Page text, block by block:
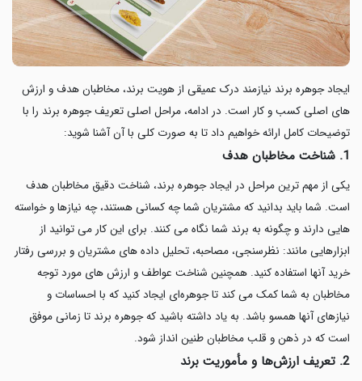
ایجاد جوهره برند نیازمند درک عمیقی از هویت برند، مخاطبان هدف و ارزش
های اصلی کسب‌ و کار است. در ادامه، مراحل اصلی تعریف جوهره برند را با
توضیحات کامل ارائه خواهیم داد تا به صورت کلی با آن آشنا شوید:
1. شناخت مخاطبان هدف
یکی از مهم ترین مراحل در ایجاد جوهره برند، شناخت دقیق مخاطبان هدف
است. شما باید بدانید که مشتریان شما چه کسانی هستند، چه نیازها و خواسته
هایی دارند و چگونه به برند شما نگاه می کنند. برای این کار می توانید از
ابزارهایی مانند: نظرسنجی، مصاحبه، تحلیل داده های مشتریان و بررسی رفتار
خرید آنها استفاده کنید. همچنین شناخت عواطف و ارزش های مورد توجه
مخاطبان به شما کمک می کند تا جوهره‌ای ایجاد کنید که با احساسات و
نیازهای آنها همسو باشد. به یاد داشته باشید که جوهره برند تا زمانی موفق
است که در ذهن و قلب مخاطبان طنین انداز شود.
2. تعریف ارزش‌ها و مأموریت برند